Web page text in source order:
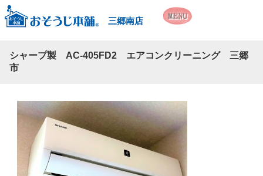
三郷南店
シャープ製 AC-405FD2 エアコンクリーニング 三郷
市